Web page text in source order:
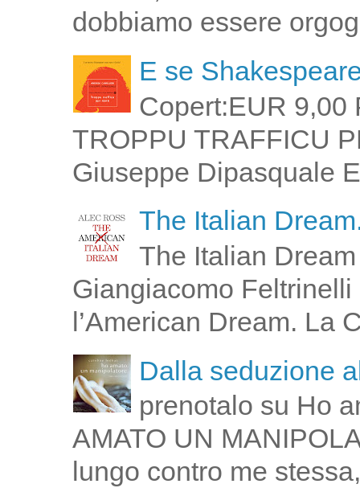
dobbiamo essere
E se
Copert:EUR 9,00
TROPPU TRAFFICU
Giuseppe Dipasquale
The Italian
The Italian
Giangiacomo
l’American Dream. La
Dalla seduzione
prenotalo su Ho
AMATO UN
lungo contro me